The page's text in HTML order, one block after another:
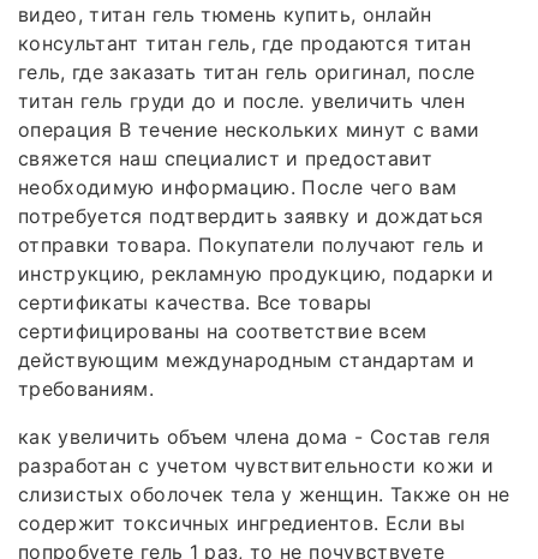
видео, титан гель тюмень купить, онлайн
консультант титан гель, где продаются титан
гель, где заказать титан гель оригинал, после
титан гель груди до и после. увеличить член
операция В течение нескольких минут с вами
свяжется наш специалист и предоставит
необходимую информацию. После чего вам
потребуется подтвердить заявку и дождаться
отправки товара. Покупатели получают гель и
инструкцию, рекламную продукцию, подарки и
сертификаты качества. Все товары
сертифицированы на соответствие всем
действующим международным стандартам и
требованиям.
как увеличить объем члена дома - Состав геля
разработан с учетом чувствительности кожи и
слизистых оболочек тела у женщин. Также он не
содержит токсичных ингредиентов. Если вы
попробуете гель 1 раз, то не почувствуете